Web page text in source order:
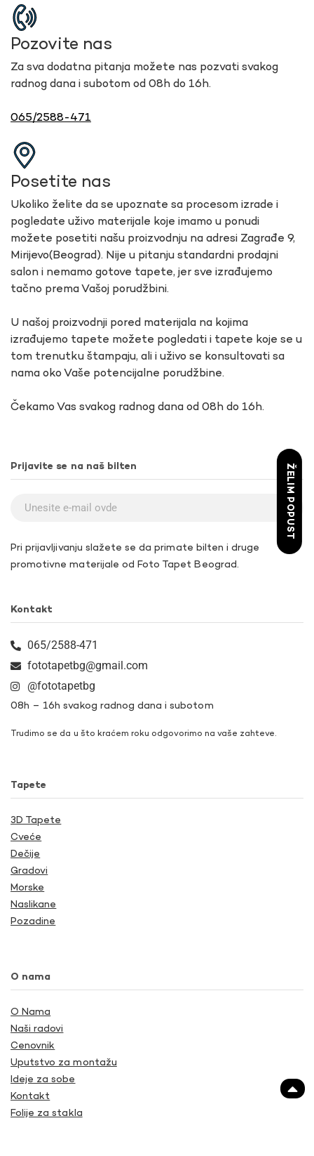
Pozovite nas
Za sva dodatna pitanja možete nas pozvati svakog
radnog dana i subotom od 08h do 16h.
065/2588-471
Posetite nas
Ukoliko želite da se upoznate sa procesom izrade i
pogledate uživo materijale koje imamo u ponudi
možete posetiti našu proizvodnju na adresi Zagrađe 9,
Mirijevo(Beograd). Nije u pitanju standardni prodajni
salon i nemamo gotove tapete, jer sve izrađujemo
tačno prema Vašoj porudžbini.
U našoj proizvodnji pored materijala na kojima
izrađujemo tapete možete pogledati i tapete koje se u
tom trenutku štampaju, ali i uživo se konsultovati sa
nama oko Vaše potencijalne porudžbine.
Čekamo Vas svakog radnog dana od 08h do 16h.
Prijavite se na naš bilten
Pri prijavljivanju slažete se da primate bilten i druge
promotivne materijale od Foto Tapet Beograd.
Kontakt
065/2588-471
fototapetbg@gmail.com
@fototapetbg
08h – 16h svakog radnog dana i subotom
Trudimo se da u što kraćem roku odgovorimo na vaše zahteve.
Tapete
3D Tapete
Cveće
Dečije
Gradovi
Morske
Naslikane
Pozadine
O nama
O Nama
Naši radovi
Cenovnik
Uputstvo za montažu
Ideje za sobe
Kontakt
Folije za stakla
ŽELIM POPUST